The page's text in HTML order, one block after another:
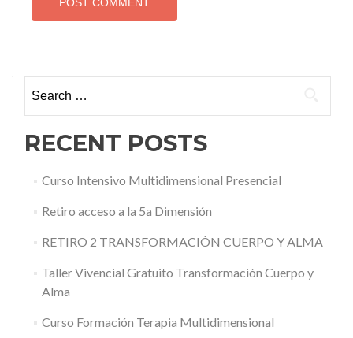
RECENT POSTS
Curso Intensivo Multidimensional Presencial
Retiro acceso a la 5a Dimensión
RETIRO 2 TRANSFORMACIÓN CUERPO Y ALMA
Taller Vivencial Gratuito Transformación Cuerpo y
Alma
Curso Formación Terapia Multidimensional